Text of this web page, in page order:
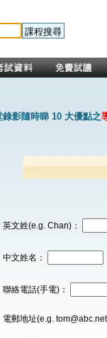
錄影隨時睇 10 大優點之
英文姓(e.g. Chan)：
中文姓名：
聯絡電話(手電)：
電郵地址(e.g.